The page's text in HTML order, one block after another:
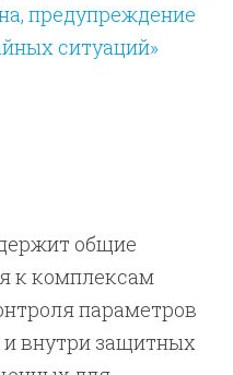
предупреждение
ситуаций»
общие
к комплексам
параметров
внутри защитных